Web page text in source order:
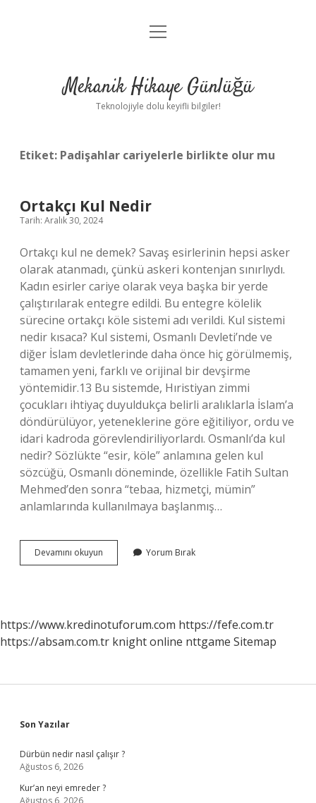
Anasayfa
Yasal Uyarı
menüyü
Mekanik Hikaye Günlüğü
Teknolojiyle dolu keyifli bilgiler!
Etiket: Padişahlar cariyelerle birlikte olur mu
Ortakçı Kul Nedir
Tarih: Aralık 30, 2024
Ortakçı kul ne demek? Savaş esirlerinin hepsi asker
olarak atanmadı, çünkü askeri kontenjan sınırlıydı.
Kadın esirler cariye olarak veya başka bir yerde
çalıştırılarak entegre edildi. Bu entegre kölelik
sürecine ortakçı köle sistemi adı verildi. Kul sistemi
nedir kısaca? Kul sistemi, Osmanlı Devleti’nde ve
diğer İslam devletlerinde daha önce hiç görülmemiş,
tamamen yeni, farklı ve orijinal bir devşirme
yöntemidir.13 Bu sistemde, Hıristiyan zimmi
çocukları ihtiyaç duyuldukça belirli aralıklarla İslam’a
döndürülüyor, yeteneklerine göre eğitiliyor, ordu ve
idari kadroda görevlendiriliyorlardı. Osmanlı’da kul
nedir? Sözlükte “esir, köle” anlamına gelen kul
sözcüğü, Osmanlı döneminde, özellikle Fatih Sultan
Mehmed’den sonra “tebaa, hizmetçi, mümin”
anlamlarında kullanılmaya başlanmış…
Devamını okuyun
Kul
Yorum Bırak
https://www.kredinotuforum.com https://fefe.com.tr
https://absam.com.tr knight online nttgame Sitemap
Sidebar
Son Yazılar
Dürbün nedir nasıl çalışır ?
Ağustos 6, 2026
Kur’an neyi emreder ?
Ağustos 6, 2026